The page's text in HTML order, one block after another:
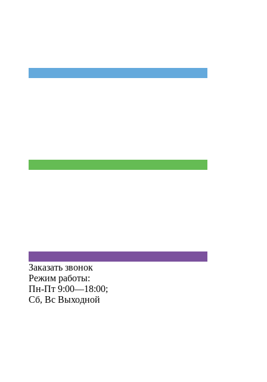
Заказать звонок
Режим работы:
Пн-Пт 9:00—18:00;
Сб, Вс Выходной